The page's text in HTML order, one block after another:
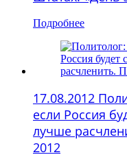
Подробнее
17.08.2012
если Россия
лучше
2012